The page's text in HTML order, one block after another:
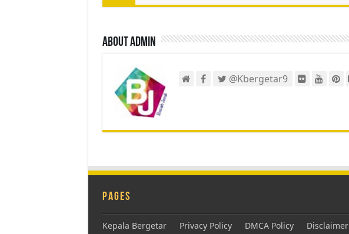
About admin
@Kbergetar9
Pages
Kepala Bergetar Privacy Policy DMCA Policy Disclaimer